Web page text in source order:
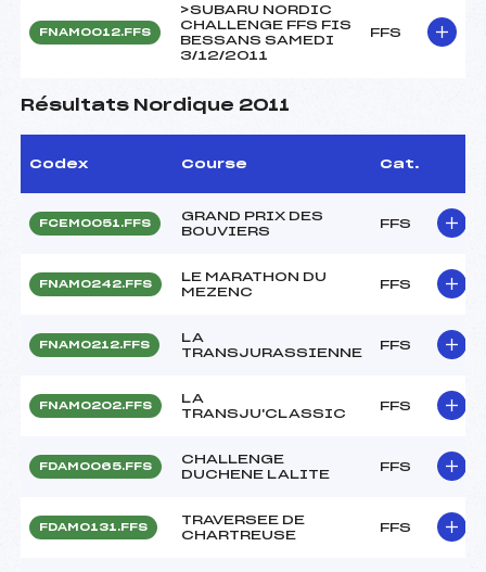
FNAM0012.FFS
>SUBARU NORDIC
CHALLENGE FFS FIS
BESSANS SAMEDI
3/12/2011
FFS
Résultats Nordique 2011
Codex Course Cat.
FCEM0051.FFS
GRAND PRIX DES
BOUVIERS
FFS
FNAM0242.FFS
LE MARATHON DU
MEZENC
FFS
FNAM0212.FFS
LA
TRANSJURASSIENNE
FFS
FNAM0202.FFS
LA
TRANSJU'CLASSIC
FFS
FDAM0065.FFS
CHALLENGE
DUCHENE LALITE
FFS
FDAM0131.FFS
TRAVERSEE DE
CHARTREUSE
FFS